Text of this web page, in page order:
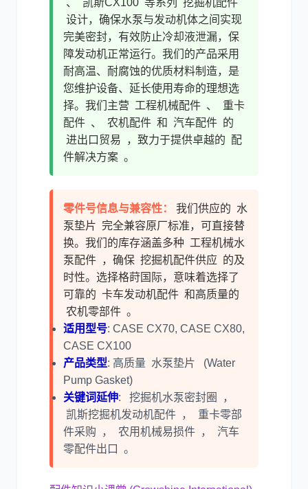
尼桑 依维柯
、 凯斯CX100 等系列 挖掘机配件
设计，确保水泵与发动机体之间实现
完美密封，有效防止冷却液泄漏，保
障发动机正常运行。我们的产品采用
耐高温、耐腐蚀的优质材料制造，是
您维护设备、延长使用寿命的理想选
择。我们主营 工程机械配件 、 重卡
配件 、 农机配件 和 汽车配件 的
进出口贸易 ，致力于提供卓越的 配
件解决方案 。
零件号信息与兼容性：
我们供应的 水
泵垫片 完全兼容原厂标准，可直接替
换。我们的库存涵盖多种 工程机械水
泵配件 ，确保 挖掘机配件供应 的及
时性。选择格莳国际，意味着选择了
可靠的 卡车发动机配件 和高质量的
农机零部件 。
适用型号: CASE CX70, CASE CX80,
CASE CX100
产品类型: 高质量 水泵垫片 (Water
Pump Gasket)
关键词延伸: 挖掘机水泵密封圈 ，
凯斯挖掘机发动机配件 ， 重卡零部
件采购 ， 农用机械易损件 ， 汽车
零配件出口 。